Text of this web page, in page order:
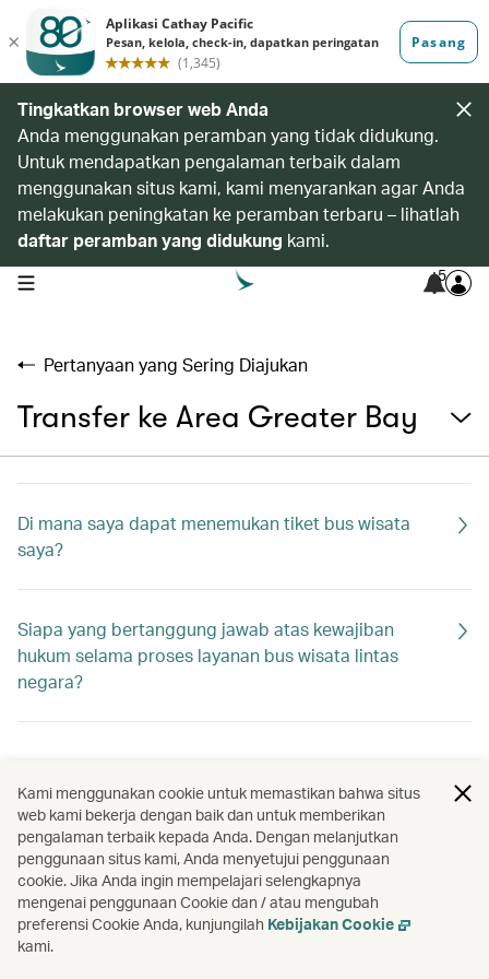
Tingkatkan browser web Anda
Anda menggunakan peramban yang tidak didukung.
Untuk mendapatkan pengalaman terbaik dalam
menggunakan situs kami, kami menyarankan agar Anda
melakukan peningkatan ke peramban terbaru – lihatlah
daftar peramban yang didukung kami.
open navigation menu 5
Pertanyaan yang Sering Diajukan
Transfer ke Area Greater Bay
Di mana saya dapat menemukan tiket bus wisata
saya?
Siapa yang bertanggung jawab atas kewajiban
hukum selama proses layanan bus wisata lintas
negara?
Kami menggunakan cookie untuk memastikan bahwa situs
web kami bekerja dengan baik dan untuk memberikan
pengalaman terbaik kepada Anda. Dengan melanjutkan
penggunaan situs kami, Anda menyetujui penggunaan
cookie. Jika Anda ingin mempelajari selengkapnya
mengenai penggunaan Cookie dan / atau mengubah
preferensi Cookie Anda, kunjungilah Kebijakan Cookie
kami.